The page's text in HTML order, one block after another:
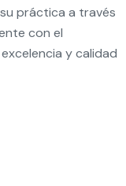
práctica a través
con el
y calidad